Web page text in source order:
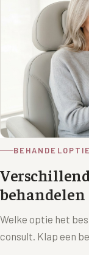
behandelen
Welke optie het
consult. Klap een